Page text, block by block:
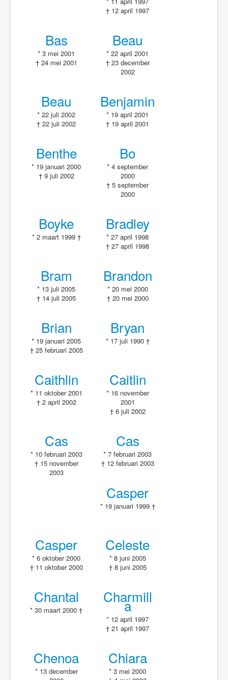
† 12 april 1997
Bas
* 3 mei 2001
† 24 mei 2001
Beau
* 22 april 2001
† 23 december
2002
Beau
* 22 juli 2002
† 22 juli 2002
Benjamin
* 19 april 2001
† 19 april 2001
Benthe
* 19 januari 2000
† 9 juli 2002
Bo
* 4 september
2000
† 5 september
2000
Boyke
* 2 maart 1999 †
Bradley
* 27 april 1998
† 27 april 1998
Bram
* 13 juli 2005
† 14 juli 2005
Brandon
* 20 mei 2000
† 20 mei 2000
Brian
* 19 januari 2005
† 25 februari 2005
Bryan
* 17 juli 1990 †
Caithlin
* 11 oktober 2001
† 2 april 2002
Caitlin
* 16 november
2001
† 6 juli 2002
Cas
* 10 februari 2003
† 15 november
2003
Cas
* 7 februari 2003
† 12 februari 2003
Casper
* 19 januari 1999 †
Casper
* 6 oktober 2000
† 11 oktober 2000
Celeste
* 8 juni 2005
† 8 juni 2005
Chantal
* 30 maart 2000 †
Charmill
a
* 12 april 1997
† 21 april 1997
Chenoa
* 13 december
Chiara
* 3 mei 2000